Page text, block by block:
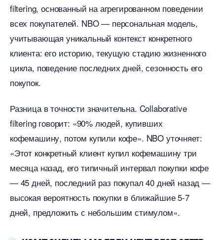
filtering, основанный на агрегированном поведении
сех покупателей. NBO — персональная модель,
учитывающая уникальный контекст конкретного
клиента: его историю, текущую стадию жизненного
цикла, поведение последних дней, сезонность его
покупок.
Разница в точности значительна. Collaborative
filtering говорит: «90% людей, купивших
кофемашину, потом купили кофе». NBO уточняет:
«Этот конкретный клиент купил кофемашину три
месяца назад, его типичный интервал покупки кофе
— 45 дней, последний раз покупал 40 дней назад —
ысокая вероятность покупки в ближайшие 5-7
дней, предложить с небольшим стимулом».